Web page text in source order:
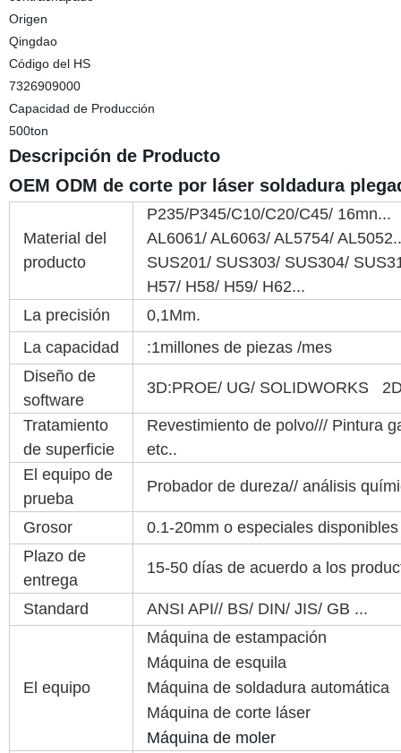
Origen
Qingdao
Código del HS
7326909000
Capacidad de Producción
500ton
Descripción de Producto
OEM ODM de corte por láser soldadura
Material del
producto
P235/P345/C10/C20/C45/ 16mn...
AL6061/ AL6063/ AL5754/
SUS201/ SUS303/ SUS304/
H57/ H58/ H59/ H62...
La precisión
0,1Mm.
La capacidad
:1millones de piezas /mes
Diseño de
software
3D:PROE/ UG/ SOLIDWORKS
Tratamiento
de superficie
Revestimiento de polvo/// Pintura
etc..
El equipo de
prueba
Probador de dureza// análisis
Grosor
0.1-20mm o especiales disponibles
Plazo de
entrega
15-50 días de acuerdo a los
Standard ANSI API// BS/ DIN/ JIS/ GB ...
El equipo
Máquina de estampación
Máquina de esquila
Máquina de soldadura automática
Máquina de corte láser
Máquina de moler